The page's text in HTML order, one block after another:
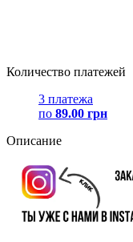
Количество платежей
3 платежа
по 89.00 грн
Описание